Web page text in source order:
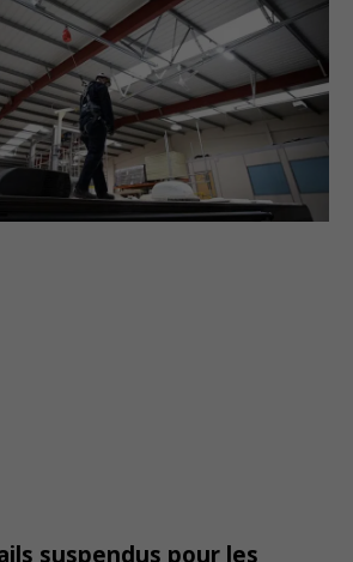
suspendus pour les